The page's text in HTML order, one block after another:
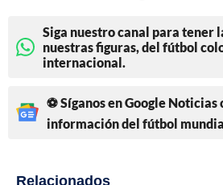
Siga nuestro canal para tener
nuestras figuras, del fútbol
internacional.
⚽ Síganos en Google Noticias
información del fútbol
Relacionados